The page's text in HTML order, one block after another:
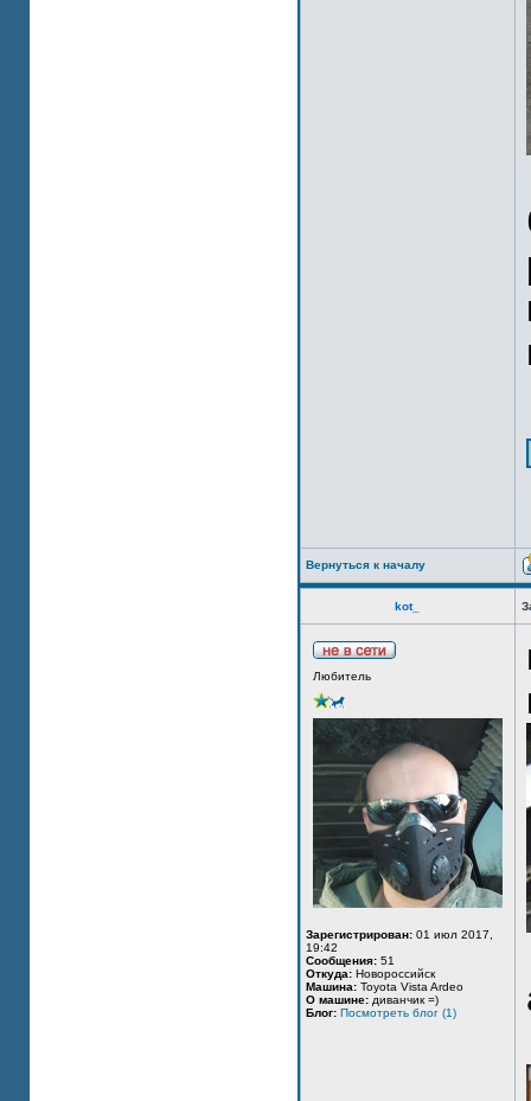
Вернуться к началу
kot_
Любитель
Зарегистрирован: 01 июл 2017,
19:42
Сообщения: 51
Откуда: Новороссийск
Машина: Toyota Vista Ardeo
О машине: диванчик =)
Блог: Посмотреть блог (1)